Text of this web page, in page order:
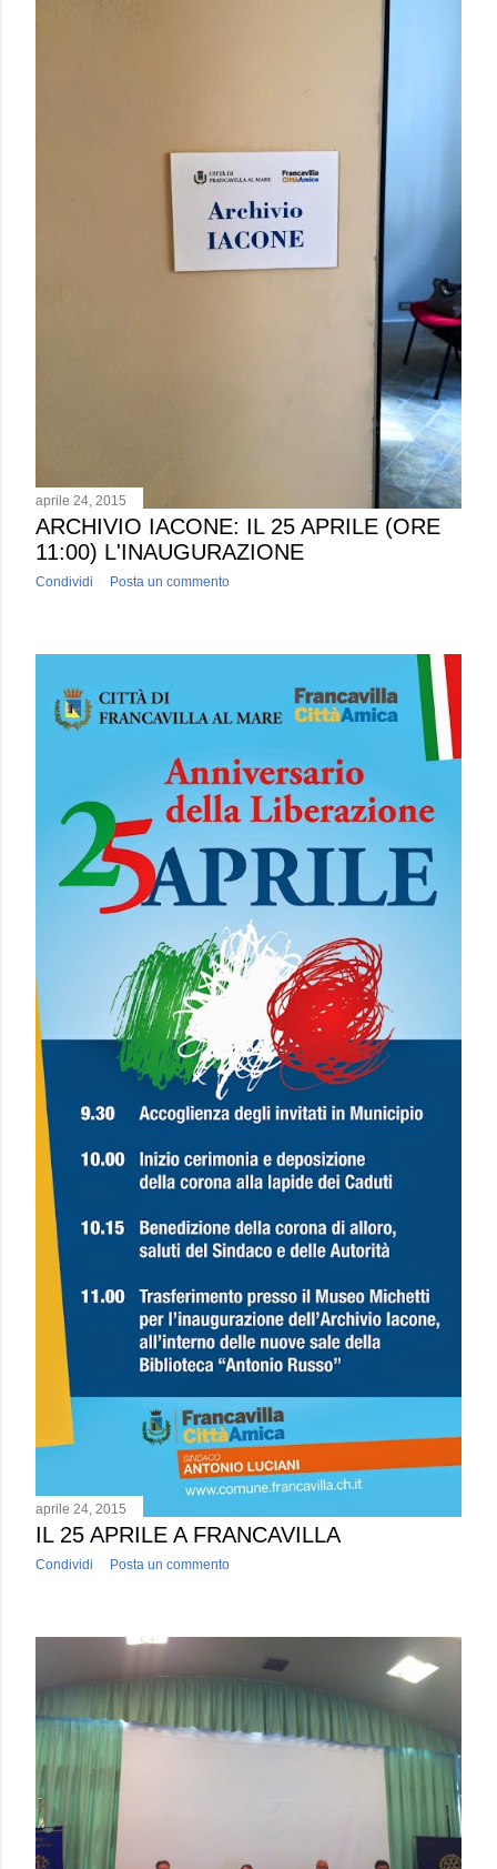
aprile 24, 2015
ARCHIVIO IACONE: IL 25 APRILE (ORE
11:00) L'INAUGURAZIONE
Condividi Posta un commento
aprile 24, 2015
IL 25 APRILE A FRANCAVILLA
Condividi Posta un commento